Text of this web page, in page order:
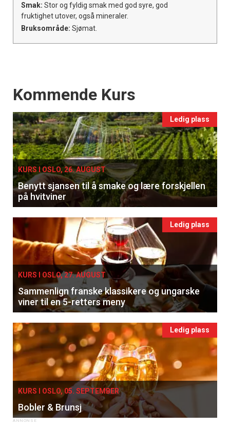
Smak: Stor og fyldig smak med god syre, god
fruktighet utover, også mineraler.
Bruksområde: Sjømat.
Events
Kommende Kurs
Ledig plass
KURS I OSLO, 26. AUGUST
Benytt sjansen til å smake og lære forskjellen
på hvitviner
Ledig plass
KURS I OSLO, 27. AUGUST
Sammenlign franske klassikere og ungarske
viner til en 5-retters meny
Ledig plass
KURS I OSLO, 05. SEPTEMBER
Bobler & Brunsj